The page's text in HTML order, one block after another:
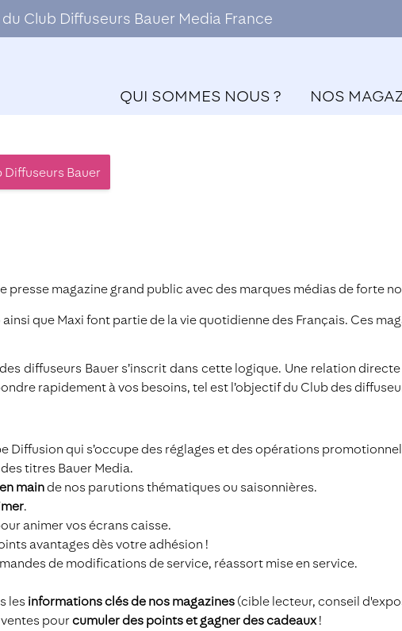
Club Diffuseurs Bauer Media France
QUI SOMMES NOUS ? NOS
Diffuseurs Bauer
presse magazine grand public avec des marques médias de forte
que Maxi font partie de la vie quotidienne des Français. Ces
diffuseurs Bauer s’inscrit dans cette logique. Une relation
rapidement à vos besoins, tel est l’objectif du Club des
Diffusion qui s’occupe des réglages et des opérations
titres Bauer Media.
mainde nos parutions thématiques ou saisonnières.
.
animer vos écrans caisse.
avantages dès votre adhésion !
de modifications de service, réassort mise en service.
les informations clés de nos magazines (cible lecteur, conseil
pourcumuler des points et gagner des cadeaux!